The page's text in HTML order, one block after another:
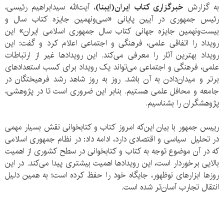
به گزارش خبرگزاری کتاب ایران(ایبنا)، آیت‌الله سید‌ابراهیم رئیسی،
رئیس جمهوری در آیین پایانی «سی‌ونهمین جایزه کتاب سال و
بیست‌ونهمین جایزه جهانی کتاب سال جمهوری اسلامی ایران» این
رویداد را اتفاقی علمی، فرهنگی و اجتماعی اعلام کرد و گفت: این
رویداد بهترین آثار را معرفی می‌کند. این رویدادها غیر از ارتباطات
علمی، فرهنگی و اجتماعی می‌تواند یک رویداد برای کسب استعدادهای
برتر و میدان‌دادن به آن باشد. روز به روز شاهد رشد فرهیختگان در
جامعه و محافل علمی هستیم. بنابر این ضروری است تا در پژوهشی،
پژوهشگران را بشناسیم.
رییس جمهور با بیان این‌‌که امروز کتاب و کتابخوانی نقش بسیار مهمی
در تحلیل سیاسی و اقتصادی دارد، ادامه داد: در نظام جمهوری اسلامی
که در آن موضوع توجه به کتاب و کتابخوانی در سطح کشوری از اهمیت
بالایی برخوردار است، این رویدادها اهمیت بیشتری پیدا می‌کند. در این
روزها ابزار‌های نوظهور، جایگاه خود را حفظ کرده است؛ به همین دلیل
انتقال تجارب آسان‌تر شده‌ است.